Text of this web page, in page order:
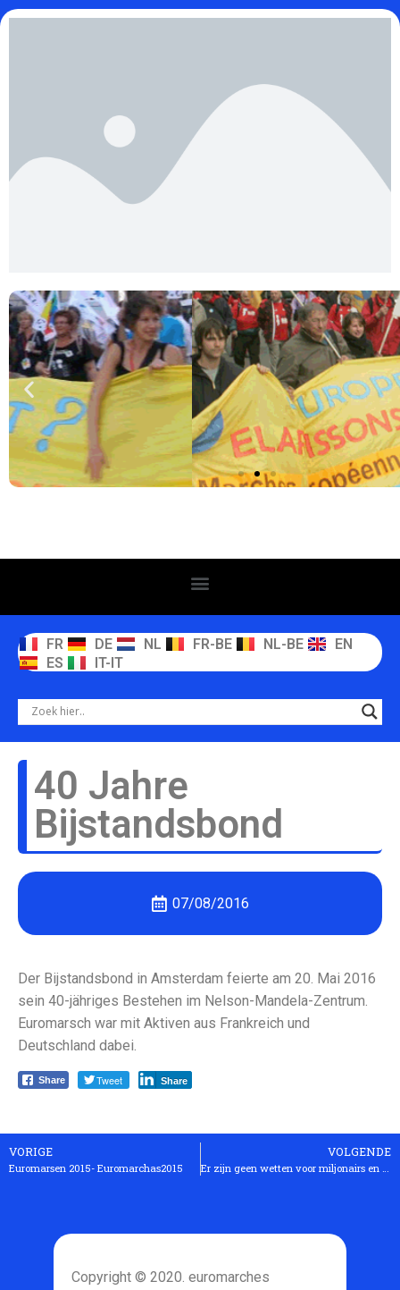
FR DE NL FR-BE NL-BE
EN
ES
IT-IT
40 Jahre
Bijstandsbond
07/08/2016
Der Bijstandsbond in Amsterdam feierte am 20. Mai 2016
sein 40-jähriges Bestehen im Nelson-Mandela-Zentrum.
Euromarsch war mit Aktiven aus Frankreich und
Deutschland dabei.
Share Tweet Share
VORIGE
Euromarsen 2015- Euromarchas2015
VOLGENDE
Copyright © 2020. euromarches